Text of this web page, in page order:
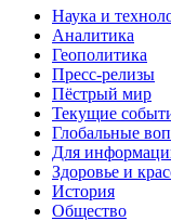
Наука и
Аналитика
Геополитика
Пресс-релизы
Пёстрый мир
Текущие
Глобальные
Для
Здоровье и
История
Общество